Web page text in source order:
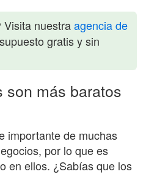
Visita nuestraagencia de
gratis y sin
son más baratos
importante de muchas
por lo que es
en ellos. ¿Sabías que los